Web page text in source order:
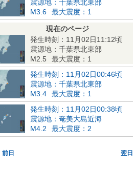
震源地：千葉県北東部
M3.6
最大震度：1
現在のページ
発生時刻：11月02日11:12頃
震源地：千葉県北東部
M2.5
最大震度：1
発生時刻：11月02日00:46頃
震源地：千葉県北東部
M3.4
最大震度：1
発生時刻：11月02日00:38頃
震源地：奄美大島近海
M4.2
最大震度：2
前日 翌日